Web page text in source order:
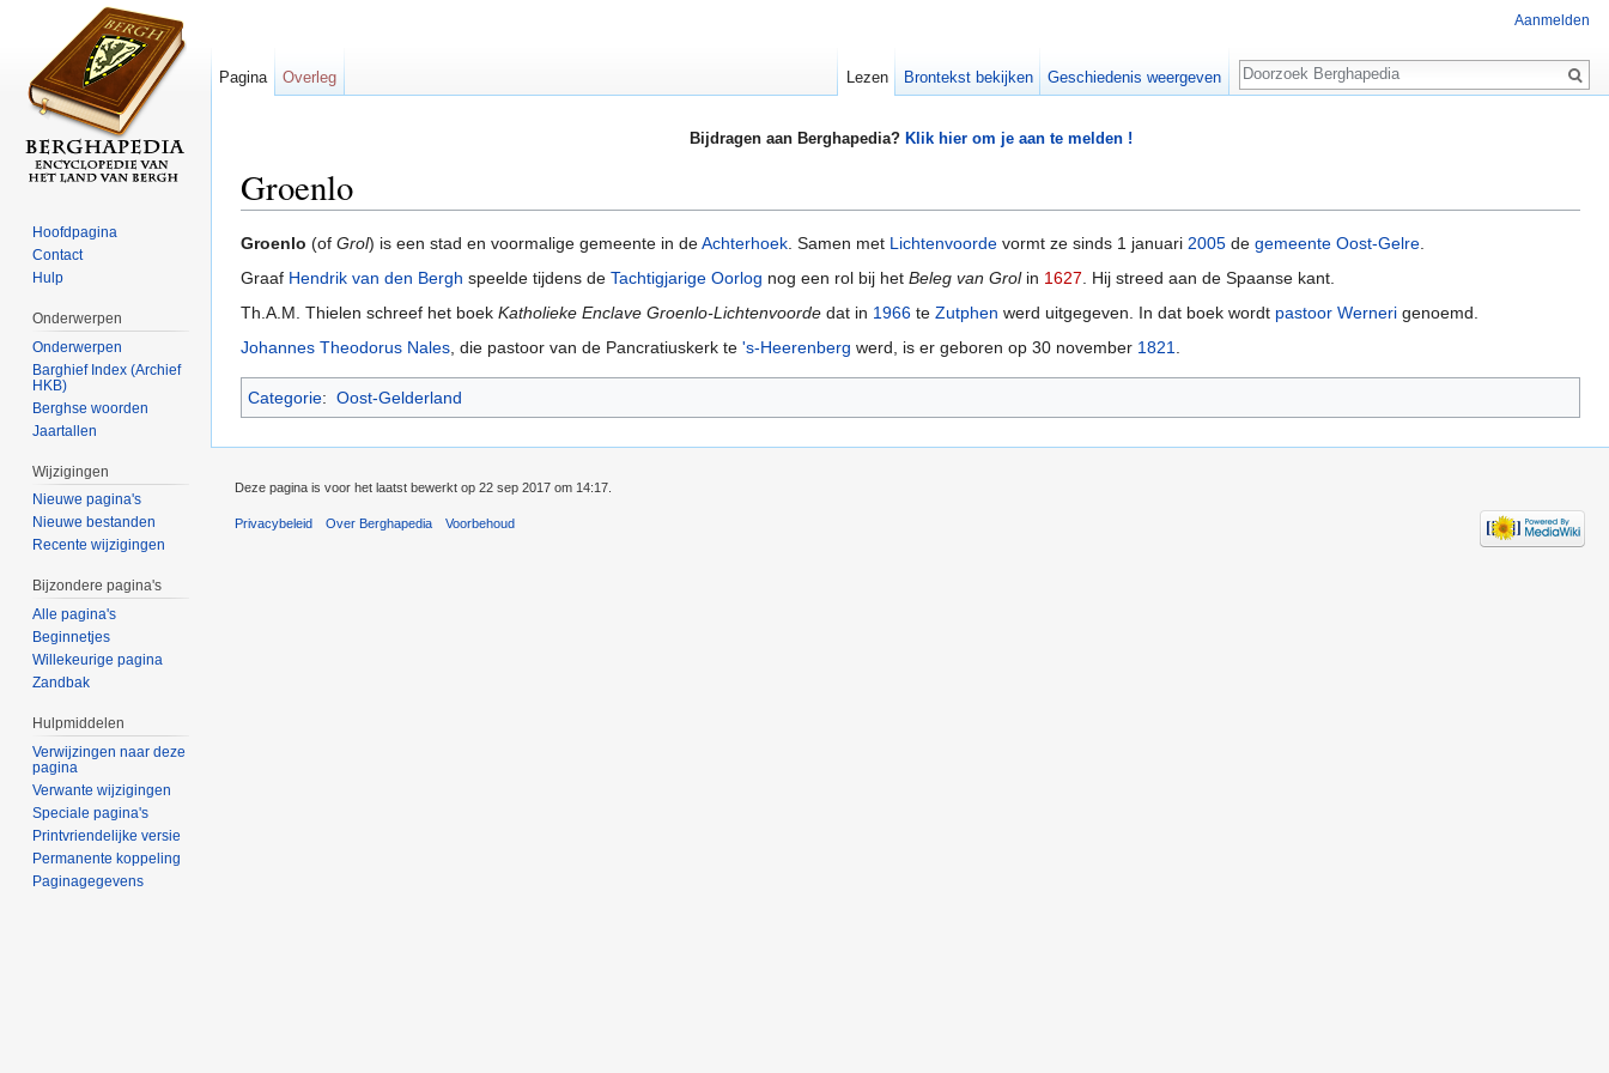
Bijdragen aan Berghapedia? Klik hier om je aan te melden !
Groenlo
Groenlo (of Grol) is een stad en voormalige gemeente in deAchterhoek. Samen met Lichtenvoorde vormt ze sinds 1 januari 2005 de gemeente Oost-Gelre.
Graaf Hendrik van den Bergh speelde tijdens de Tachtigjarige Oorlog nog een rol bij het Beleg van Grolin 1627. Hij streed aan de Spaanse kant.
Th.A.M. Thielen schreef het boek Katholieke Enclave Groenlo-Lichtenvoorde dat in 1966 te Zutphen werd uitgegeven. In dat boek wordt pastoor Werneri genoemd.
Johannes Theodorus Nales, die pastoor van de Pancratiuskerk te 's-Heerenberg werd, is er geboren op 30 november 1821.
Categorie: Oost-Gelderland
Aanmelden
Pagina Overleg Lezen Brontekst bekijken Geschiedenis weergeven
Zoeken
Hoofdpagina
Contact
Hulp
Onderwerpen
Onderwerpen
Barghief Index (Archief
HKB)
Berghse woorden
Jaartallen
Wijzigingen
Nieuwe pagina's
Nieuwe bestanden
Recente wijzigingen
Bijzondere pagina's
Alle pagina's
Beginnetjes
Willekeurige pagina
Zandbak
Hulpmiddelen
Verwijzingen naar deze
pagina
Verwante wijzigingen
Speciale pagina's
Printvriendelijke versie
Permanente koppeling
Paginagegevens
Deze pagina is voor het laatst bewerkt op 22 sep 2017 om 14:17.
Privacybeleid Over Berghapedia Voorbehoud